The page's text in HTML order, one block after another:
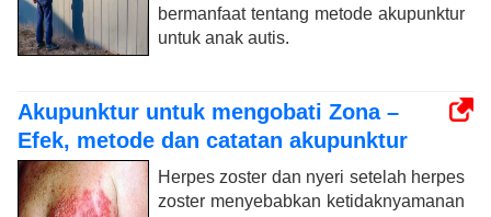
bermanfaat tentang metode akupunktur
untuk anak autis.
Akupunktur untuk mengobati Zona –
Efek, metode dan catatan akupunktur
Herpes zoster dan nyeri setelah herpes
zoster menyebabkan ketidaknyamanan